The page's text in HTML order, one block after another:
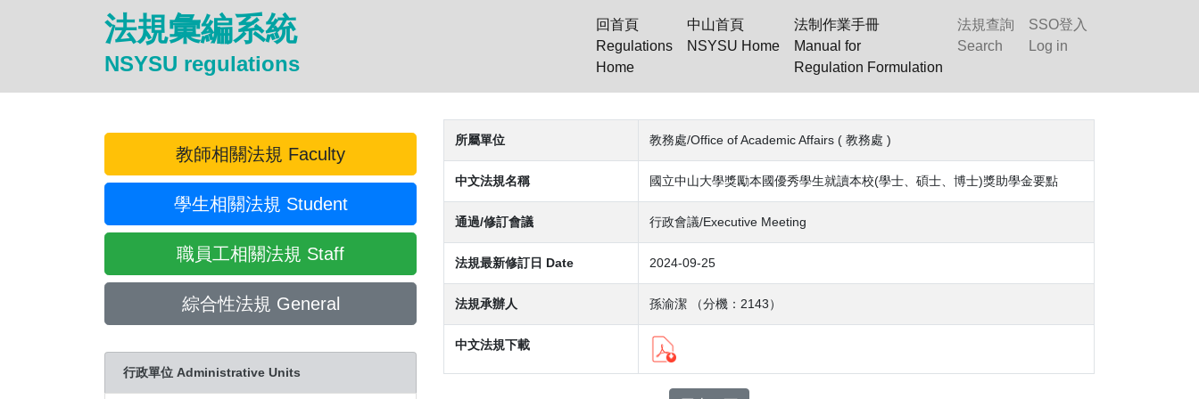
法規彙編系統
NSYSU regulations
回首頁
Regulations
Home
中山首頁
NSYSU Home
法制作業手冊
Manual for
Regulation Formulation
法規查詢
Search
SSO登入
Log in
教師相關法規 Faculty
學生相關法規 Student
職員工相關法規 Staff
綜合性法規 General
行政單位 Administrative Units
所屬單位 教務處/Office of Academic Affairs ( 教務處 )
中文法規名稱 國立中山大學獎勵本國優秀學生就讀本校(學士、碩士、博士)獎助學金要點
通過/修訂會議 行政會議/Executive Meeting
法規最新修訂日 Date 2024-09-25
法規承辦人 孫渝潔 （分機：2143）
中文法規下載